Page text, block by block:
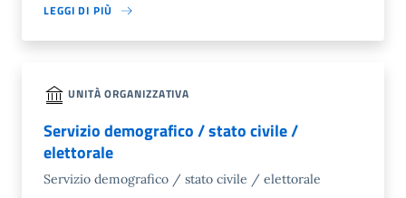
LEGGI DI PIÙ
UNITÀ ORGANIZZATIVA
Servizio demografico / stato civile /
elettorale
Servizio demografico / stato civile / elettorale